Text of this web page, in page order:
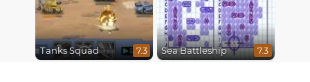
Tanks Squad 7.3 Sea Battleship 7.3